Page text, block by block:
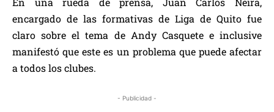
encargado de las formativas de Liga de Quito fue
claro sobre el tema de Andy Casquete e inclusive
manifestó que este es un problema que puede afectar
a todos los clubes.
- Publicidad -